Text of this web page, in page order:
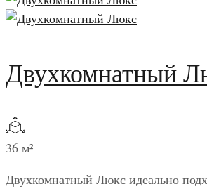
Двухкомнатный
36 м²
Двухкомнатный Люкс идеально